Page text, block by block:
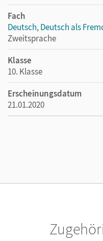
Fach
Deutsch,Deutsch als
Zweitsprache
Klasse
10. Klasse
Erscheinungsdatum
21.01.2020